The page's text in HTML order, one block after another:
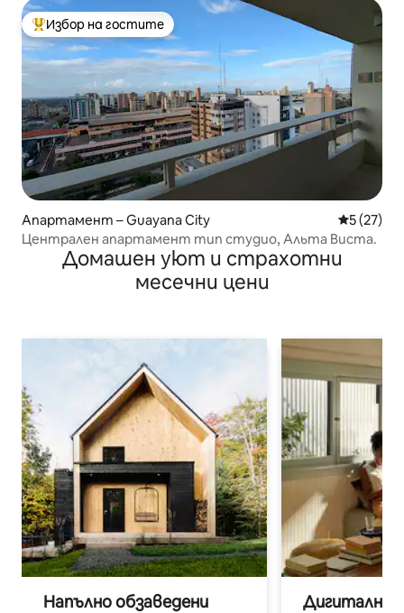
Най-популярен избор на гостите
Избор на гостите
Апартамент – Guayana City Средна
5 (27)
Централен апартамент тип студио, Альта Виста.
Домашен уют и страхотни
месечни цени
Напълно обзаведени
Дигитални